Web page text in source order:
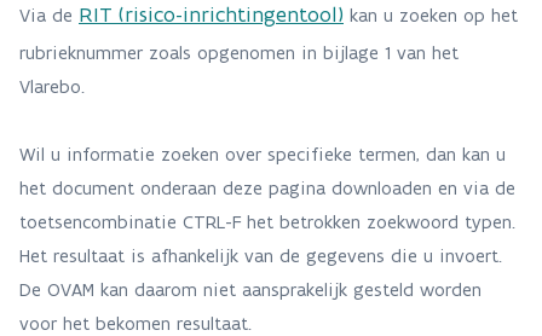
Via de RIT (risico-inrichtingentool) kan u zoeken op het
rubrieknummer zoals opgenomen in bijlage 1 van het
Vlarebo.
Wil u informatie zoeken over specifieke termen, dan kan u
het document onderaan deze pagina downloaden en via de
toetsencombinatie CTRL-F het betrokken zoekwoord typen.
Het resultaat is afhankelijk van de gegevens die u invoert.
De OVAM kan daarom niet aansprakelijk gesteld worden
voor het bekomen resultaat.